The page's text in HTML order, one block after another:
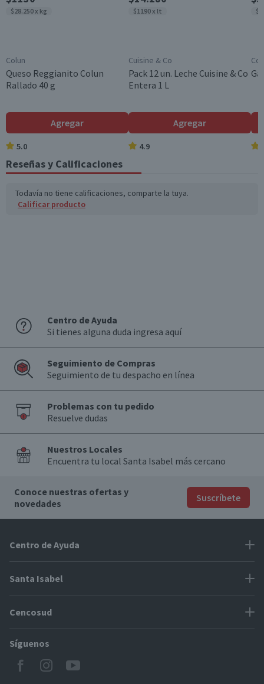
$28.250 x kg
Colun
Queso Reggianito Colun
Rallado 40 g
Agregar
5.0
$1190 x lt
Cuisine & Co
Pack 12 un. Leche Cuisine & Co
Entera 1 L
Agregar
4.9
Reseñas y Calificaciones
Todavía no tiene calificaciones, comparte la tuya.
Calificar producto
Centro de Ayuda
Si tienes alguna duda ingresa aquí
Seguimiento de Compras
Seguimiento de tu despacho en línea
Problemas con tu pedido
Resuelve dudas
Nuestros Locales
Encuentra tu local Santa Isabel más cercano
Conoce nuestras ofertas y
novedades
Suscríbete
Centro de Ayuda
Problemas con tu pedido
Cómo modificar mis datos
Modos de entrega y cobertura
Locales Santa Isabel
Santa Isabel
Proveedores
CyberDay
Cencosud
Paris
Jumbo
Síguenos